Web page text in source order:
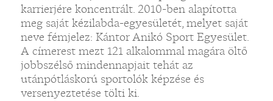
karrierjére koncentrált. 2010-ben alapította
meg saját kézilabda-egyesületét, melyet saját
neve fémjelez: Kántor Anikó Sport Egyesület.
A címerest mezt 121 alkalommal magára öltő
jobbszélső mindennapjait tehát az
utánpótláskorú sportolók képzése és
versenyeztetése tölti ki.